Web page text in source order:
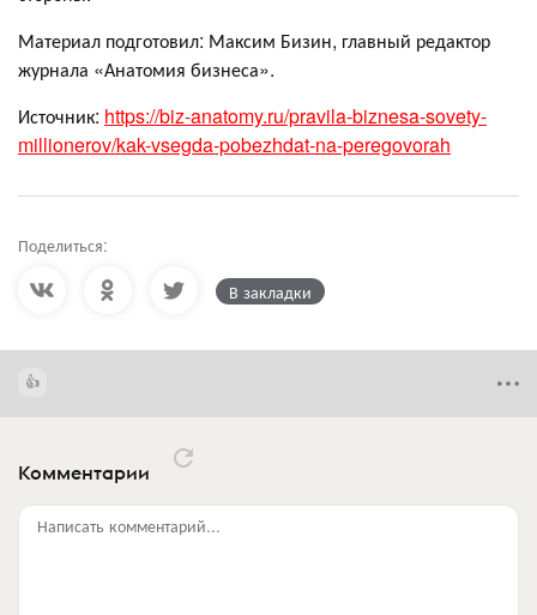
Материал подготовил: Максим Бизин, главный редактор
журнала «Анатомия бизнеса».
Источник: https://biz-anatomy.ru/pravila-biznesa-sovety-
millionerov/kak-vsegda-pobezhdat-na-peregovorah
Поделиться:
В закладки
Комментарии
Написать комментарий...